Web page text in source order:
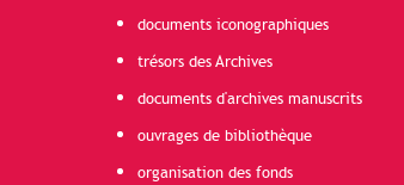
documents iconographiques
trésors des Archives
documents d'archives manuscrits
ouvrages de bibliothèque
organisation des fonds